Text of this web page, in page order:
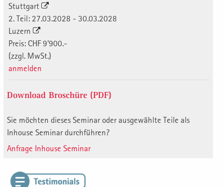
Stuttgart
2. Teil: 27.03.2028 - 30.03.2028
Luzern
Preis: CHF 9'900.-
(zzgl. MwSt.)
anmelden
Download Broschüre (PDF)
Sie möchten dieses Seminar oder ausgewählte Teile als
Inhouse Seminar durchführen?
Anfrage Inhouse Seminar